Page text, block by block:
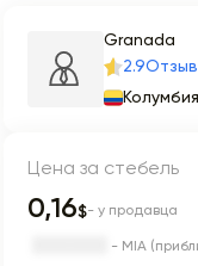
Granada
2.9
Колумбия
Цена за стебель
0,16$- у продавца
- MIA